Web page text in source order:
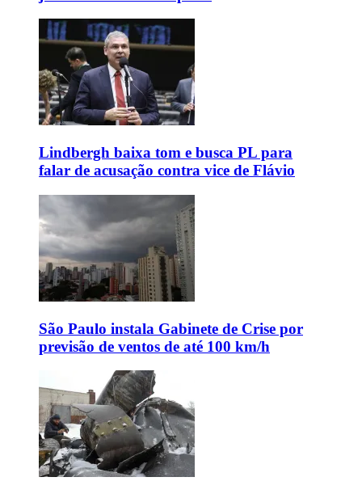
Lindbergh baixa tom e busca PL para
falar de acusação contra vice de Flávio
São Paulo instala Gabinete de Crise por
previsão de ventos de até 100 km/h